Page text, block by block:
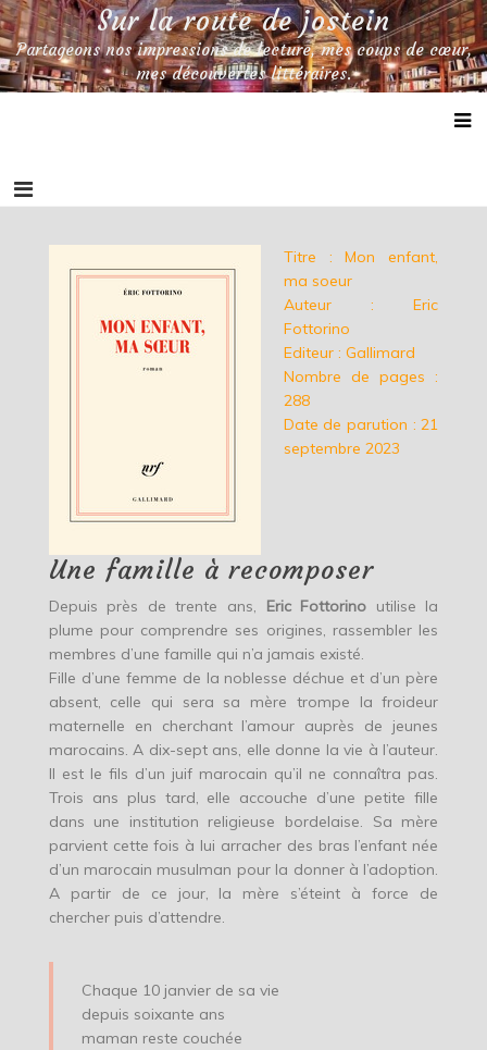
Skip
to
content
Sur la route de jostein
Partageons nos impressions de lecture, mes coups de cœur,
mes découvertes littéraires.
Titre : Mon enfant,
ma soeur
Auteur : Eric
Fottorino
Editeur : Gallimard
Nombre de pages :
288
Date de parution : 21
septembre 2023
Une famille à recomposer
Depuis près de trente ans, Eric Fottorino utilise la
plume pour comprendre ses origines, rassembler les
membres d’une famille qui n’a jamais existé.
Fille d’une femme de la noblesse déchue et d’un père
absent, celle qui sera sa mère trompe la froideur
maternelle en cherchant l’amour auprès de jeunes
marocains. A dix-sept ans, elle donne la vie à l’auteur.
Il est le fils d’un juif marocain qu’il ne connaîtra pas.
Trois ans plus tard, elle accouche d’une petite fille
dans une institution religieuse bordelaise. Sa mère
parvient cette fois à lui arracher des bras l’enfant née
d’un marocain musulman pour la donner à l’adoption.
A partir de ce jour, la mère s’éteint à force de
chercher puis d’attendre.
Chaque 10 janvier de sa vie
depuis soixante ans
maman reste couchée